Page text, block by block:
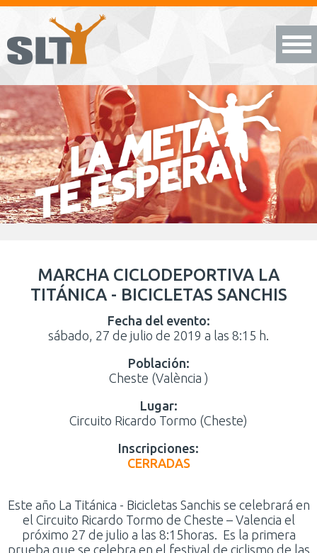
MARCHA CICLODEPORTIVA LA
TITÁNICA - BICICLETAS SANCHIS
Fecha del evento:
sábado, 27 de julio de 2019 a las 8:15 h.
Población:
Cheste (València )
Lugar:
Circuito Ricardo Tormo (Cheste)
Inscripciones:
CERRADAS
Este año La Titánica - Bicicletas Sanchis se celebrará en
el Circuito Ricardo Tormo de Cheste – Valencia el
próximo 27 de julio a las 8:15horas. Es la primera
prueba que se celebra en el festival de ciclismo de las